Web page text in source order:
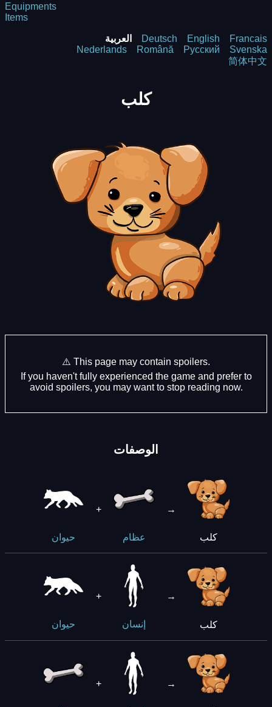
Equipments
Items
العربية Deutsch English
Francais
Nederlands
Română Русский
Svenska
简体中文
كلب
⚠️ This page may contain spoilers.
If you haven't fully experienced the game and prefer to
avoid spoilers, you may want to stop reading now.
الوصفات
حيوان
+
عظام
→
كلب
حيوان
+
إنسان
→
كلب
+ →